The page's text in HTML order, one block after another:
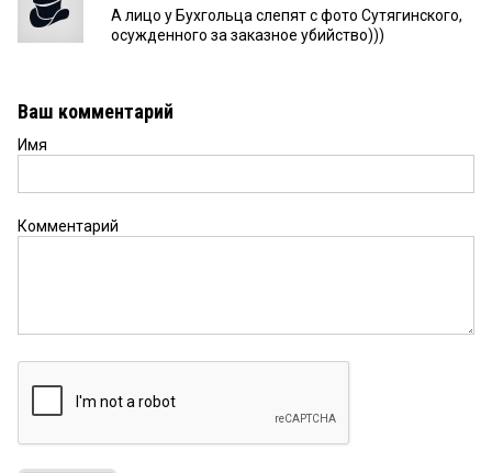
А лицо у Бухгольца слепят с фото Сутягинского,
осужденного за заказное убийство)))
Ваш комментарий
Имя
Комментарий